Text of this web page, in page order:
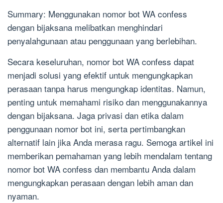
Summary: Menggunakan nomor bot WA confess
dengan bijaksana melibatkan menghindari
penyalahgunaan atau penggunaan yang berlebihan.
Secara keseluruhan, nomor bot WA confess dapat
menjadi solusi yang efektif untuk mengungkapkan
perasaan tanpa harus mengungkap identitas. Namun,
penting untuk memahami risiko dan menggunakannya
dengan bijaksana. Jaga privasi dan etika dalam
penggunaan nomor bot ini, serta pertimbangkan
alternatif lain jika Anda merasa ragu. Semoga artikel ini
memberikan pemahaman yang lebih mendalam tentang
nomor bot WA confess dan membantu Anda dalam
mengungkapkan perasaan dengan lebih aman dan
nyaman.